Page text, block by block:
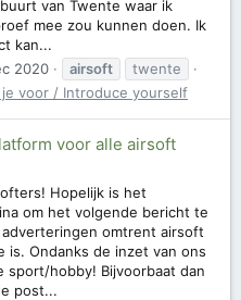
van Twente waar ik
mee zou kunnen doen. Ik
kan...
2020 airsoft
twente
je voor / Introduce yourself
voor alle airsoft
Hopelijk is het
om het volgende bericht te
omtrent airsoft
is. Ondanks de inzet van ons
sport/hobby! Bijvoorbaat dan
post...